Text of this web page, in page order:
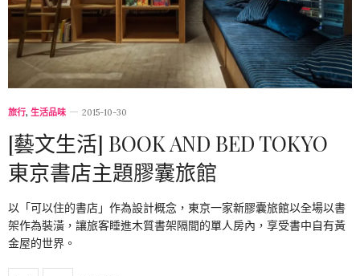
旅行, 生活品味 2015-10-30
[藝文生活] BOOK AND BED TOKYO
東京書店主題膠囊旅館
以「可以住的書店」作為設計概念，東京一家新膠囊旅館以全場以書
架作為裝潢，讓旅客睡進木質書架隔間的單人房內，享受書中自有黃
金屋的世界。